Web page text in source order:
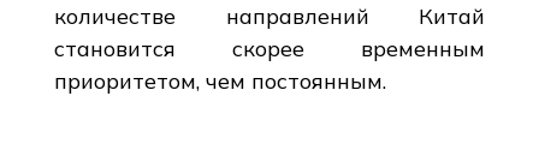
количестве направлений Китай
становится скорее временным
приоритетом, чем постоянным.